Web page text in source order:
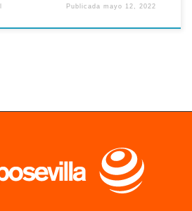
Publicadamayo 12, 2022